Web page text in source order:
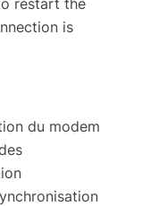
restart the
is
du modem